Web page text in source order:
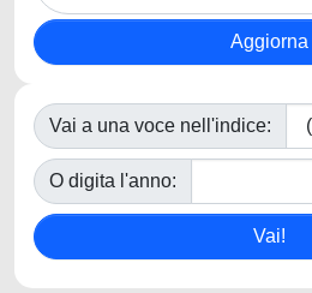
Vai a una voce nell'indice:
O digita l'anno: